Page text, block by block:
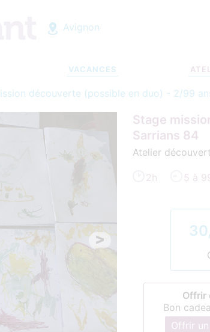
Avignon
VACANCES
découverte (possible en duo) - 2/99
>
Stage
Sarrians 84
Atelier
2h 5 à
Offrir
Bon
Offrir